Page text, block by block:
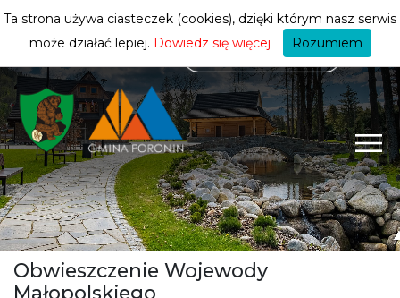
mieszkańca
Obwieszczenie Wojewody
Małopolskiego
Ta strona używa ciasteczek (cookies), dzięki którym nasz serwis
może działać lepiej. Dowiedz się więcej Rozumiem